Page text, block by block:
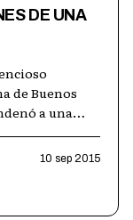
DE UNA
de Buenos
a una
10 sep 2015